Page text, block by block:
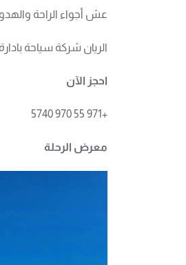
عش أجواء الراحة
الريان شركة سياحة بادارة
احجز الآن
+971 55 970 5740
معرض الرحلة